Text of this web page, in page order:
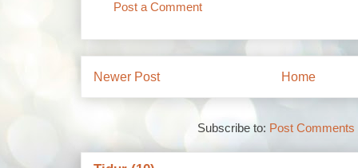
Post a Comment
Newer Post Home
Subscribe to: Post Comments